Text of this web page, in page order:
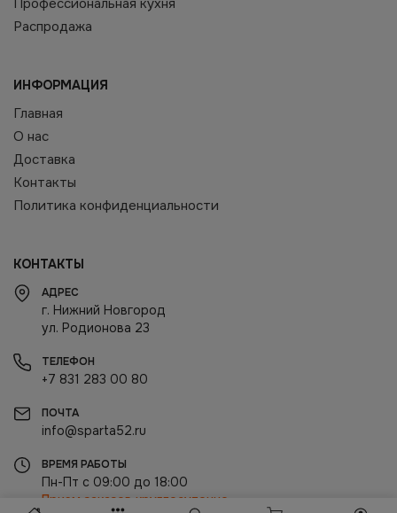
Профессиональная кухня
Распродажа
ИНФОРМАЦИЯ
Главная
О нас
Доставка
Контакты
Политика конфиденциальности
КОНТАКТЫ
АДРЕС
г. Нижний Новгород
ул. Родионова 23
ТЕЛЕФОН
+7 831 283 00 80
ПОЧТА
info@sparta52.ru
ВРЕМЯ РАБОТЫ
Пн-Пт с 09:00 до 18:00
Прием заказов круглосуточно